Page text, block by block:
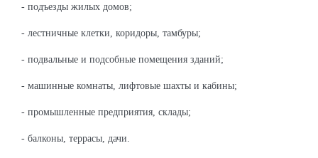
- подъезды жилых домов;
- лестничные клетки, коридоры, тамбуры;
- подвальные и подсобные помещения зданий;
- машинные комнаты, лифтовые шахты и кабины;
- промышленные предприятия, склады;
- балконы, террасы, дачи.